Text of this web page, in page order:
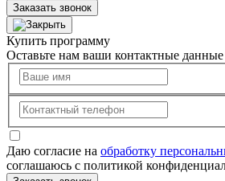
Заказать звонок
Купить программу
Оставьте нам ваши контактные
Даю согласие на обработку
соглашаюсь с политикой